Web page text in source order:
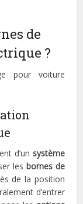
de
?
pour voiture
d’un système
les bornes de
de la position
d’entrer